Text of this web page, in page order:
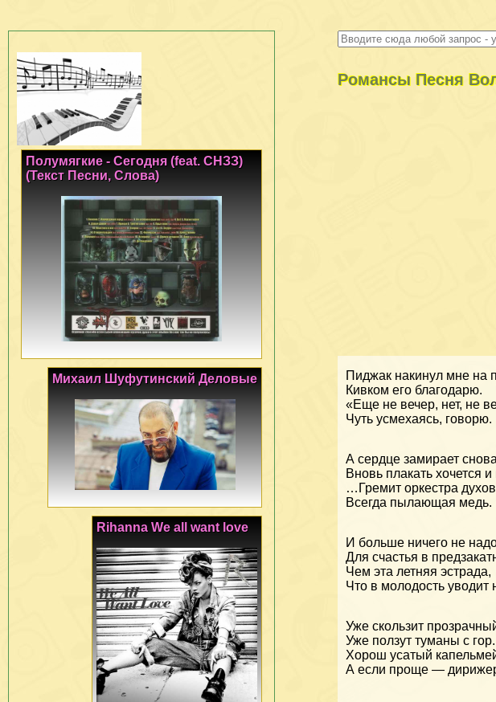
Романсы Песня
Пиджак накинул мне на
Кивком его благодарю.
«Еще не вечер, нет, не
Чуть усмехаясь, говорю.
А сердце замирает
Вновь плакать хочется и
…Гремит оркестра
Всегда пылающая медь.
И больше ничего не
Для счастья в
Чем эта летняя эстрада,
Что в молодость уводит
Уже скользит
Уже ползут туманы с гор.
Хорош усатый
А если проще —
Полумягкие - Сегодня (feat. СНЗЗ)
(Текст Песни, Слова)
Михаил Шуфутинский Деловые
Rihanna We all want love